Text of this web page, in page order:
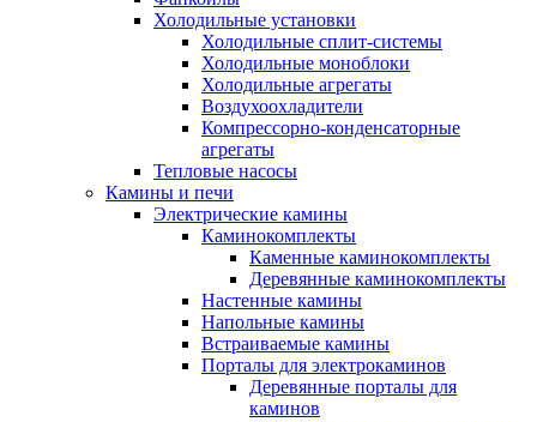
Холодильные установки
Холодильные сплит-системы
Холодильные моноблоки
Холодильные агрегаты
Воздухоохладители
Компрессорно-конденсаторные
агрегаты
Тепловые насосы
Камины и печи
Электрические камины
Каминокомплекты
Каменные каминокомплекты
Деревянные каминокомплекты
Настенные камины
Напольные камины
Встраиваемые камины
Порталы для электрокаминов
Деревянные порталы для
каминов